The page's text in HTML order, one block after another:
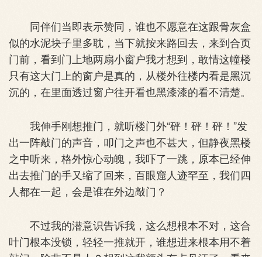
同伴们当即表示赞同，谁也不愿意在这跟骨灰盒
似的水泥块子里多耽，当下就按来路回去，来到合页
门前，看到门上地两扇小窗户我才想到，敢情这幢楼
只有这大门上的窗户是真的，从楼外往楼内看是黑沉
沉的，在里面透过窗户往开看也黑漆漆的看不清楚。
我伸手刚想推门，就听楼门外“砰！砰！砰！”发
出一阵敲门的声音，叩门之声也不甚大，但静夜黑楼
之中听来，格外惊心动魄，我吓了一跳，原本已经伸
出去推门的手又缩了回来，百眼窟人迹罕至，我们四
人都在一起，会是谁在外边敲门？
不过我的潜意识告诉我，这么想根本不对，这合
叶门根本没锁，轻轻一推就开，谁想进来根本用不着